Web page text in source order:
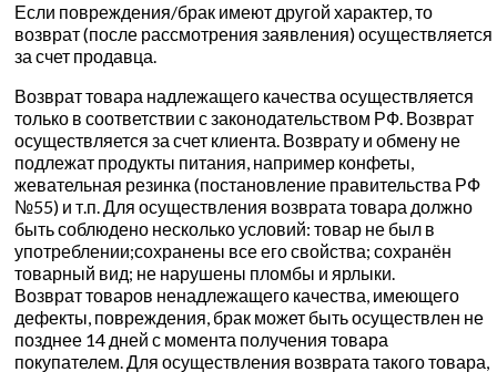
Если повреждения/брак имеют другой характер, то
возврат (после рассмотрения заявления) осуществляется
за счет продавца.
Возврат товара надлежащего качества осуществляется
только в соответствии с законодательством РФ. Возврат
осуществляется за счет клиента. Возврату и обмену не
подлежат продукты питания, например конфеты,
жевательная резинка (постановление правительства РФ
№55) и т.п. Для осуществления возврата товара должно
быть соблюдено несколько условий: товар не был в
употреблении;сохранены все его свойства; сохранён
товарный вид; не нарушены пломбы и ярлыки.
Возврат товаров ненадлежащего качества, имеющего
дефекты, повреждения, брак может быть осуществлен не
позднее 14 дней с момента получения товара
покупателем. Для осуществления возврата такого товара,